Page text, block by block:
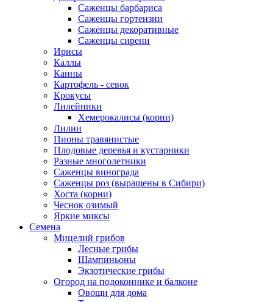
Саженцы барбариса
Саженцы гортензии
Саженцы декоративные
Саженцы сирени
Ирисы
Каллы
Канны
Картофель - севок
Крокусы
Лилейники
Хемерокалисы (корни)
Лилии
Пионы травянистые
Плодовые деревья и кустарники
Разные многолетники
Саженцы винограда
Саженцы роз (выращены в Сибири)
Хоста (корни)
Чеснок озимый
Яркие миксы
Семена
Мицелий грибов
Лесные грибы
Шампиньоны
Экзотические грибы
Огород на подоконнике и балконе
Овощи для дома